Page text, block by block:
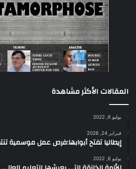
المقالات الأكثر مشاهدة
يوليو 6, 2022
فبراير 24, 2026
إيطاليا تفتح أبوابها:فرص عمل موسمية
يوليو 6, 2022